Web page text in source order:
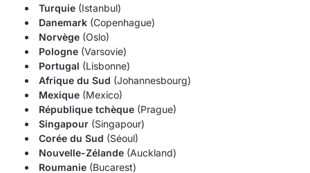
Turquie (Istanbul)
Danemark (Copenhague)
Norvège (Oslo)
Pologne (Varsovie)
Portugal (Lisbonne)
Afrique du Sud (Johannesbourg)
Mexique (Mexico)
République tchèque (Prague)
Singapour (Singapour)
Corée du Sud (Séoul)
Nouvelle-Zélande (Auckland)
Roumanie (Bucarest)